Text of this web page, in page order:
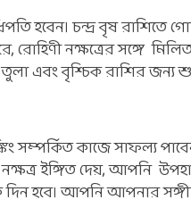
হবেন। চন্দ্র বৃষ
নক্ষত্রের সঙ্গে
তুলা এবং বৃশ্চিক রাশির জন্য
সম্পর্কিত কাজে সাফল্য
ইঙ্গিত দেয়, আপনি
হবে। আপনি আপনার